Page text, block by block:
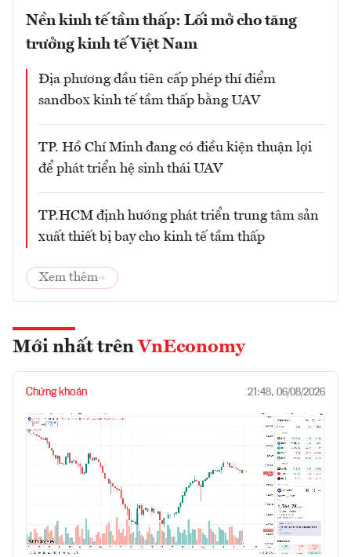
Nền kinh tế tầm thấp: Lối mở cho tăng
trưởng kinh tế Việt Nam
Địa phương đầu tiên cấp phép thí điểm
sandbox kinh tế tầm thấp bằng UAV
TP. Hồ Chí Minh đang có điều kiện thuận lợi
để phát triển hệ sinh thái UAV
TP.HCM định hướng phát triển trung tâm sản
xuất thiết bị bay cho kinh tế tầm thấp
Xem thêm
Mới nhất trên VnEconomy
Chứng khoán 21:48, 06/08/2026